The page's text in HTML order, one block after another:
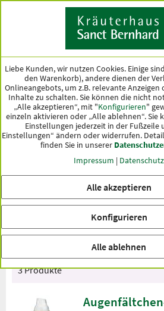
Land
Ok
KATEGORIEN ANGEBOTE
Kosmetik
Sortieren nach Empfehlung
3 Produkte
Liebe Kunden, wir nutzen Cookies. Einige
den Warenkorb), andere dienen der
Onlineangebots, um z.B. relevante
Inhalte zu schalten. Sie können die nicht
„Alle akzeptieren“, mit "Konfigurieren"
einzeln aktivieren oder „Alle ablehnen“. Sie
Einstellungen jederzeit in der Fußzeile
Einstellungen“ ändern oder widerrufen.
finden Sie in unserer
Impressum | Datenschutz
Alle akzeptieren
Konfigurieren
Alle ablehnen